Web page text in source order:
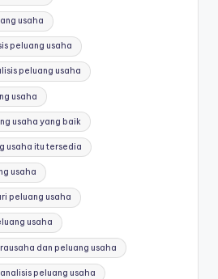
usaha
peluang usaha
peluang usaha
usaha
usaha yang baik
usaha itu tersedia
usaha
peluang usaha
usaha
dan peluang usaha
peluang usaha